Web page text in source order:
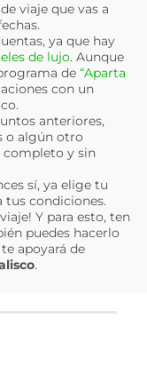
viaje que vas a
ya que hay
de lujo. Aunque
de “Aparta
con un
anteriores,
o algún otro
completo y sin
sí, ya elige tu
tus condiciones.
Y para esto, ten
puedes hacerlo
apoyará de
.